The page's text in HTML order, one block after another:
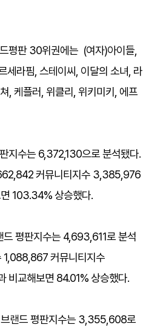
평판 30위권에는 (여자)아이들,
세라핌, 스테이씨, 이달의 소녀, 라
, 케플러, 위클리, 위키미키, 에프
지수는 6,372,130으로 분석됐다.
커뮤니티지수 3,385,976
103.34% 상승했다.​
드 평판지수는 4,693,611로 분석
1,088,867 커뮤니티지수
비교해보면 84.01% 상승했다.​
브랜드 평판지수는 3,355,608로